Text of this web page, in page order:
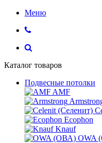
Меню
Каталог товаров
Подвесные потолки
AMF
Ecophon
Knauf
OWA